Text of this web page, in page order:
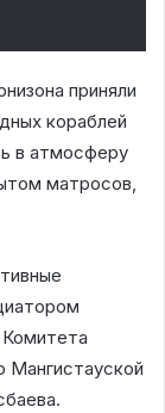
приняли
кораблей
в атмосферу
матросов,
Мангистауской